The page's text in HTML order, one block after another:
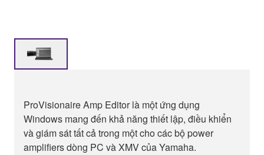
ProVisionaire Amp Editor là một ứng dụng
Windows mang đến khả năng thiết lập, điều khiển
và giám sát tất cả trong một cho các bộ power
amplifiers dòng PC và XMV của Yamaha.